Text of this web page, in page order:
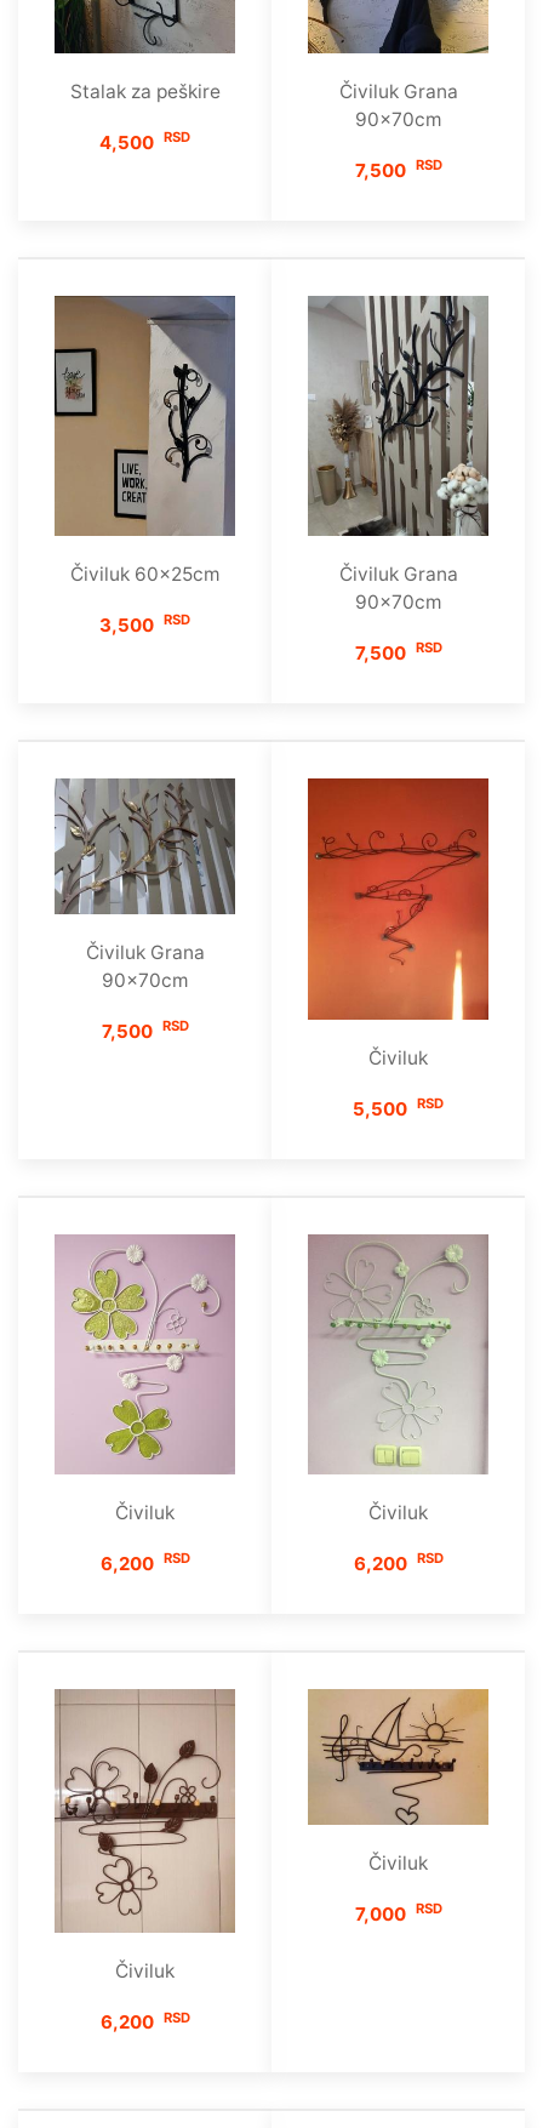
Stalak za peškire
4,500 RSD
Čiviluk Grana
90x70cm
7,500 RSD
Čiviluk 60x25cm
3,500 RSD
Čiviluk Grana
90x70cm
7,500 RSD
Čiviluk Grana
90x70cm
7,500 RSD
Čiviluk
5,500 RSD
Čiviluk
6,200 RSD
Čiviluk
6,200 RSD
Čiviluk
6,200 RSD
Čiviluk
7,000 RSD